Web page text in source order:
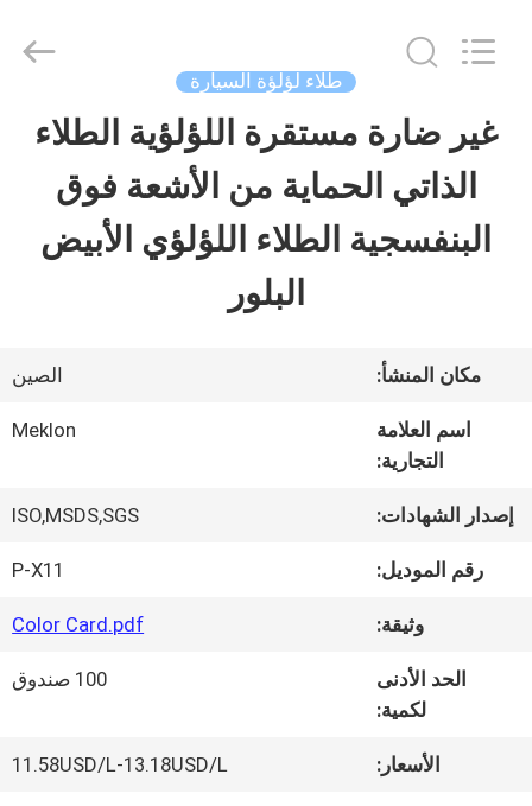
منزل
المنتجات
فيديو
بنا
جولة
Chemical
طلاء لؤلؤة السيارة
غير ضارة مستقرة اللؤلؤية الطلاء
الذاتي الحماية من الأشعة فوق
البنفسجية الطلاء اللؤلؤي الأبيض
البلور
مكان المنشأ: الصين
اسم العلامة
التجارية:
Meklon
إصدار الشهادات: ISO,MSDS,SGS
رقم الموديل: P-X11
وثيقة: Color Card.pdf
الحد الأدنى
لكمية:
100 صندوق
الأسعار: 11.58USD/L-13.18USD/L